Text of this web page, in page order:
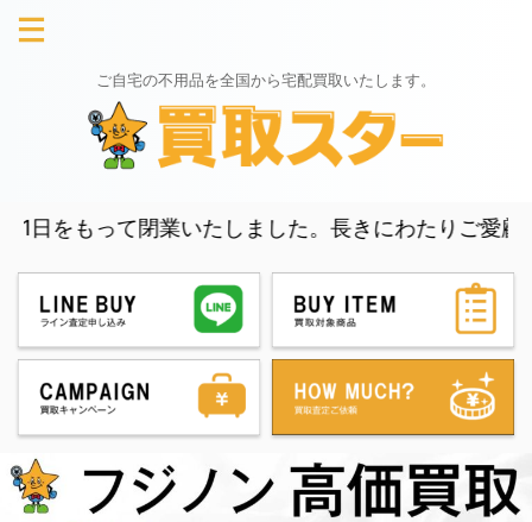
ご自宅の不用品を全国から宅配買取いたします。
いたしました。長きにわたりご愛顧いただき、誠